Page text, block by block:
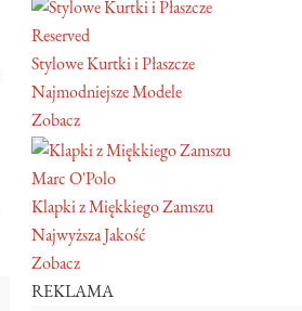
Reserved
Stylowe Kurtki i Płaszcze
Najmodniejsze Modele
Zobacz
Marc O'Polo
Klapki z Miękkiego Zamszu
Najwyższa Jakość
Zobacz
REKLAMA